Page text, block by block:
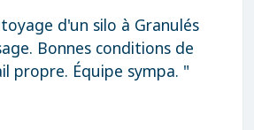
de
"
" Rapidité,
Merci "